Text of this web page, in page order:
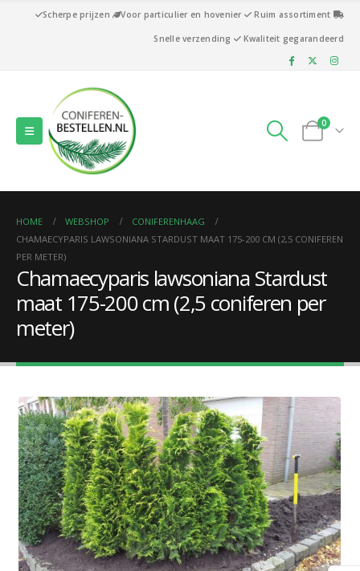
Scherpe prijzen Voor particulier en hovenier Ruim assortiment
Snelle verzending Kwaliteit gegarandeerd
0
HOME WEBSHOP
CONIFERENHAAG
CHAMAECYPARIS LAWSONIANA STARDUST MAAT 175-200 CM (2,5 CONIFEREN
PER METER)
Chamaecyparis lawsoniana Stardust
maat 175-200 cm (2,5 coniferen per
meter)